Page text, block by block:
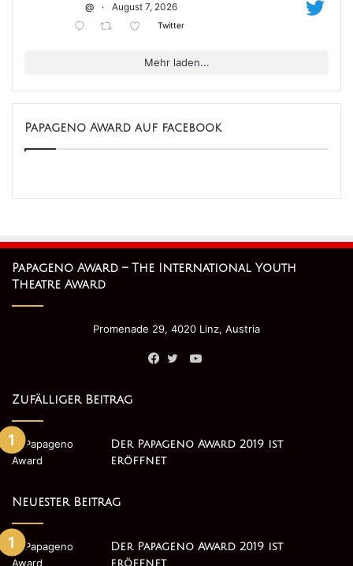
@ · August 7, 2026
Twitter
Mehr laden...
Papageno Award auf facebook
Papageno Award – The International Youth
Theatre Award
Promenade 29, 4020 Linz, Austria
YouTube
Zufälliger Beitrag
Der Papageno Award 2019 ist
eröffnet
Neuester Beitrag
Der Papageno Award 2019 ist
eröffnet